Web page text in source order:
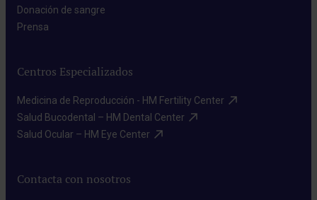
Donación de sangre​
Prensa​
Centros Especializados
Medicina de Reproducción - HM Fertility Center​
Salud Bucodental – HM Dental Center​
Salud Ocular – HM Eye Center​
Contacta con nosotros